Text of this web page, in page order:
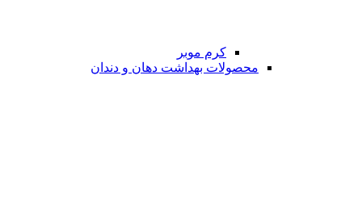
کرم موبر
محصولات بهداشت دهان و دندان